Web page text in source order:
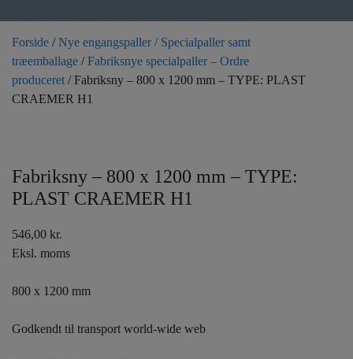
Forside /Nye engangspaller / Specialpaller samt
træemballage /Fabriksnye specialpaller – Ordre
produceret / Fabriksny – 800 x 1200 mm – TYPE: PLAST
CRAEMER H1
Fabriksny – 800 x 1200 mm – TYPE:
PLAST CRAEMER H1
546,00 kr.
Eksl. moms
800 x 1200 mm
Godkendt til transport world-wide web